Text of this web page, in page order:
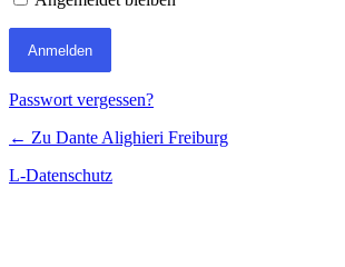
Passwort vergessen?
← Zu Dante Alighieri Freiburg
L-Datenschutz